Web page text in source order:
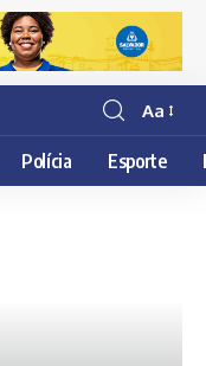
Resisor
de
fonte
Aa
Polícia Esporte